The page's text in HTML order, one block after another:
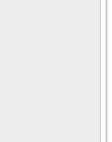
"Сигнал-USB"
Интроскан
система
USB"
терапии серии СКАН
тензометрия и т.п.)